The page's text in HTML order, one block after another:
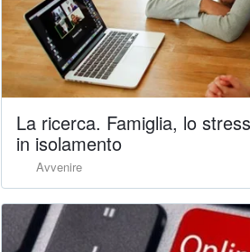
La ricerca. Famiglia, lo
in isolamento
Avvenire